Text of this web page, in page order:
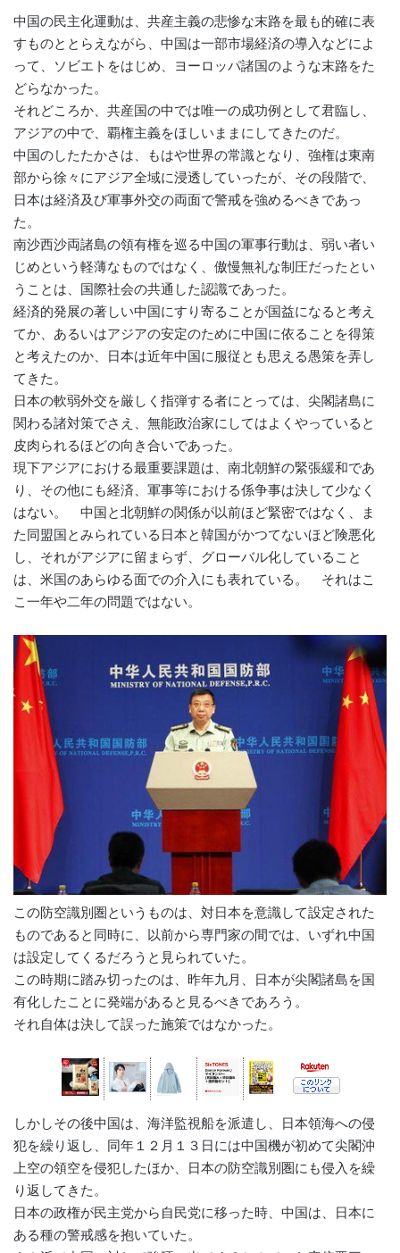
中国の民主化運動は、共産主義の悲惨な末路を最も的確に表
すものととらえながら、中国は一部市場経済の導入などによ
って、ソビエトをはじめ、ヨーロッパ諸国のような末路をた
どらなかった。
それどころか、共産国の中では唯一の成功例として君臨し、
アジアの中で、覇権主義をほしいままにしてきたのだ。
中国のしたたかさは、もはや世界の常識となり、強権は東南
部から徐々にアジア全域に浸透していったが、その段階で、
日本は経済及び軍事外交の両面で警戒を強めるべきであっ
た。
南沙西沙両諸島の領有権を巡る中国の軍事行動は、弱い者い
じめという軽薄なものではなく、傲慢無礼な制圧だったとい
うことは、国際社会の共通した認識であった。
経済的発展の著しい中国にすり寄ることが国益になると考え
てか、あるいはアジアの安定のために中国に依ることを得策
と考えたのか、日本は近年中国に服従とも思える愚策を弄し
てきた。
日本の軟弱外交を厳しく指弾する者にとっては、尖閣諸島に
関わる諸対策でさえ、無能政治家にしてはよくやっていると
皮肉られるほどの向き合いであった。
現下アジアにおける最重要課題は、南北朝鮮の緊張緩和であ
り、その他にも経済、軍事等における係争事は決して少なく
はない。 中国と北朝鮮の関係が以前ほど緊密ではなく、ま
た同盟国とみられている日本と韓国がかつてないほど険悪化
し、それがアジアに留まらず、グローバル化していること
は、米国のあらゆる面での介入にも表れている。 それはこ
こ一年や二年の問題ではない。
この防空識別圏というものは、対日本を意識して設定された
ものであると同時に、以前から専門家の間では、いずれ中国
は設定してくるだろうと見られていた。
この時期に踏み切ったのは、昨年九月、日本が尖閣諸島を国
有化したことに発端があると見るべきであろう。
それ自体は決して誤った施策ではなかった。
しかしその後中国は、海洋監視船を派遣し、日本領海への侵
犯を繰り返し、同年１２月１３日には中国機が初めて尖閣沖
上空の領空を侵犯したほか、日本の防空識別圏にも侵入を繰
り返してきた。
日本の政権が民主党から自民党に移った時、中国は、日本に
ある種の警戒感を抱いていた。